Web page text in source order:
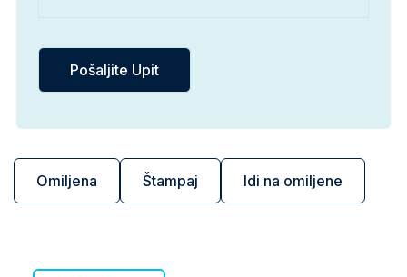
Omiljena Štampaj Idi na omiljene